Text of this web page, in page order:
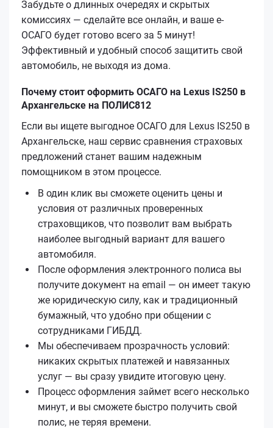
Забудьте о длинных очередях и скрытых
комиссиях — сделайте все онлайн, и ваше е-
ОСАГО будет готово всего за 5 минут!
Эффективный и удобный способ защитить свой
автомобиль, не выходя из дома.
Почему стоит оформить ОСАГО на Lexus IS250 в
Архангельске на ПОЛИС812
Если вы ищете выгодное ОСАГО для Lexus IS250 в
Архангельске, наш сервис сравнения страховых
предложений станет вашим надежным
помощником в этом процессе.
В один клик вы сможете оценить цены и
условия от различных проверенных
страховщиков, что позволит вам выбрать
наиболее выгодный вариант для вашего
автомобиля.
После оформления электронного полиса вы
получите документ на email — он имеет такую
же юридическую силу, как и традиционный
бумажный, что удобно при общении с
сотрудниками ГИБДД.
Мы обеспечиваем прозрачность условий:
никаких скрытых платежей и навязанных
услуг — вы сразу увидите итоговую цену.
Процесс оформления займет всего несколько
минут, и вы сможете быстро получить свой
полис, не теряя времени.